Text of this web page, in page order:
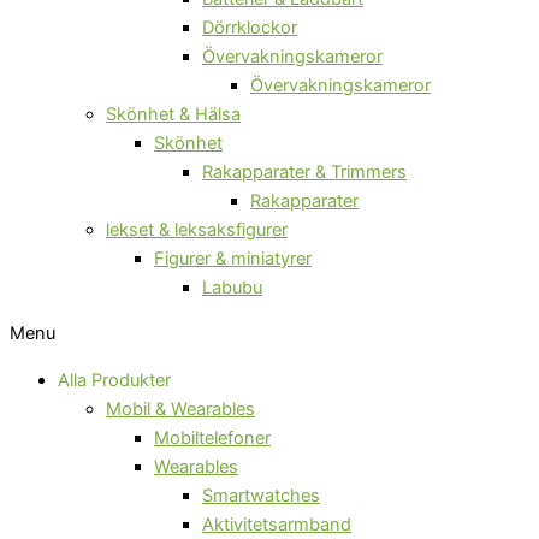
Dörrklockor
Övervakningskameror
Övervakningskameror
Skönhet & Hälsa
Skönhet
Rakapparater & Trimmers
Rakapparater
lekset & leksaksfigurer
Figurer & miniatyrer
Labubu
Menu
Alla Produkter
Mobil & Wearables
Mobiltelefoner
Wearables
Smartwatches
Aktivitetsarmband